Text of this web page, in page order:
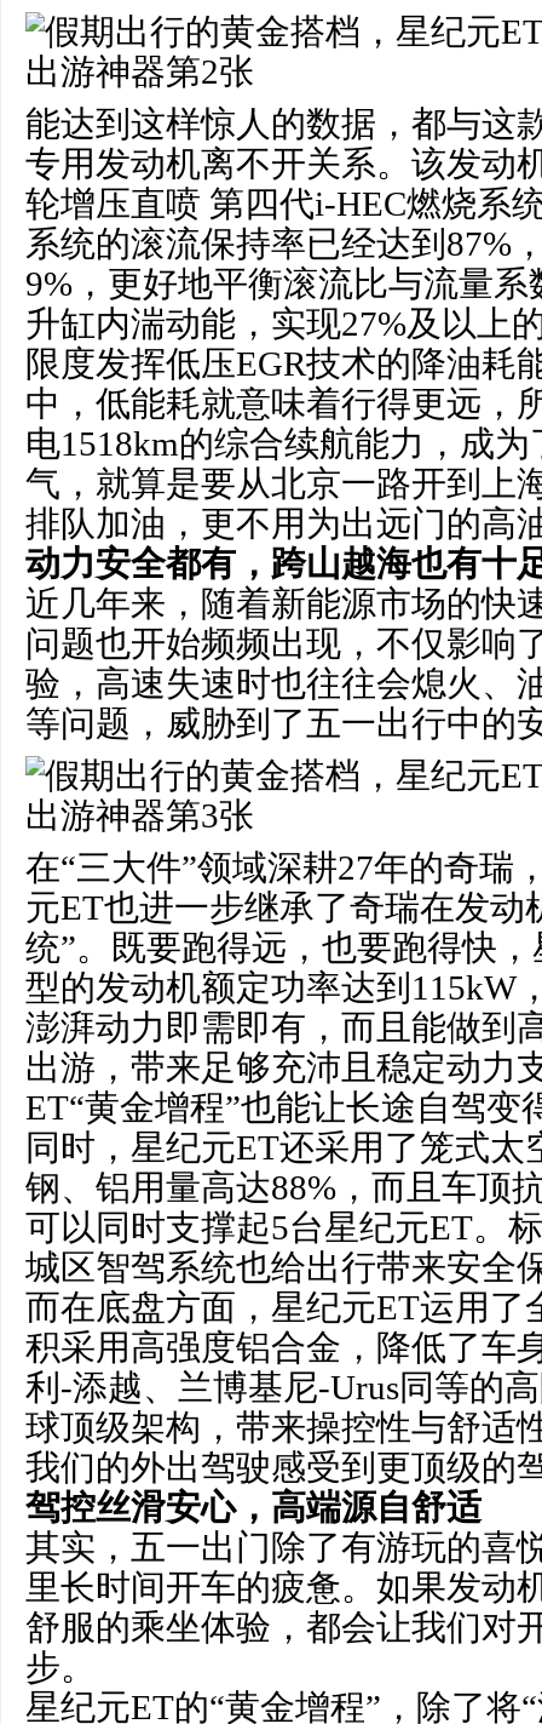
能达到这样惊人的数据，都与这
专用发动机离不开关系。该发动
轮增压直喷 第四代i-HEC燃烧系
系统的滚流保持率已经达到87%
9%，更好地平衡滚流比与流量
升缸内湍动能，实现27%及以上
限度发挥低压EGR技术的降油耗
中，低能耗就意味着行得更远，
电1518km的综合续航能力，成
气，就算是要从北京一路开到上
排队加油，更不用为出远门的高
动力安全都有，跨山越海也有十
近几年来，随着新能源市场的快
问题也开始频频出现，不仅影响
验，高速失速时也往往会熄火、
等问题，威胁到了五一出行中的
在“三大件”领域深耕27年的奇瑞
元ET也进一步继承了奇瑞在发动
统”。既要跑得远，也要跑得快
型的发动机额定功率达到115kW
澎湃动力即需即有，而且能做到
出游，带来足够充沛且稳定动力
ET“黄金增程”也能让长途自驾变
同时，星纪元ET还采用了笼式太
钢、铝用量高达88%，而且车顶
可以同时支撑起5台星纪元ET。
城区智驾系统也给出行带来安全
而在底盘方面，星纪元ET运用了
积采用高强度铝合金，降低了车
利-添越、兰博基尼-Urus同等的
球顶级架构，带来操控性与舒适
我们的外出驾驶感受到更顶级的
驾控丝滑安心，高端源自舒适
其实，五一出门除了有游玩的喜
里长时间开车的疲惫。如果发动
舒服的乘坐体验，都会让我们对
步。
星纪元ET的“黄金增程”，除了将